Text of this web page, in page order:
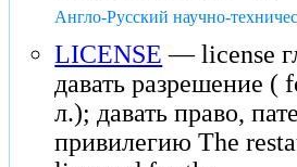
Англо-Русский научно-
LICENSE — license
давать разрешение (
л.); давать право,
привилегию The